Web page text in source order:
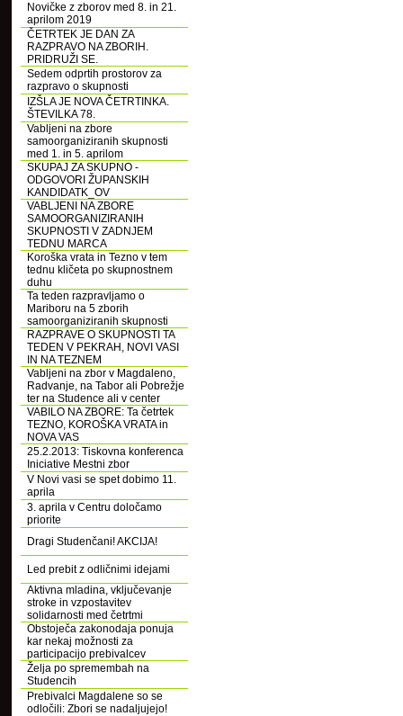
Novičke z zborov med 8. in 21.
aprilom 2019
ČETRTEK JE DAN ZA
RAZPRAVO NA ZBORIH.
PRIDRUŽI SE.
Sedem odprtih prostorov za
razpravo o skupnosti
IZŠLA JE NOVA ČETRTINKA.
ŠTEVILKA 78.
Vabljeni na zbore
samoorganiziranih skupnosti
med 1. in 5. aprilom
SKUPAJ ZA SKUPNO -
ODGOVORI ŽUPANSKIH
KANDIDATK_OV
VABLJENI NA ZBORE
SAMOORGANIZIRANIH
SKUPNOSTI V ZADNJEM
TEDNU MARCA
Koroška vrata in Tezno v tem
tednu kličeta po skupnostnem
duhu
Ta teden razpravljamo o
Mariboru na 5 zborih
samoorganiziranih skupnosti
RAZPRAVE O SKUPNOSTI TA
TEDEN V PEKRAH, NOVI VASI
IN NA TEZNEM
Vabljeni na zbor v Magdaleno,
Radvanje, na Tabor ali Pobrežje
ter na Studence ali v center
VABILO NA ZBORE: Ta četrtek
TEZNO, KOROŠKA VRATA in
NOVA VAS
25.2.2013: Tiskovna konferenca
Iniciative Mestni zbor
V Novi vasi se spet dobimo 11.
aprila
3. aprila v Centru določamo
priorite
Dragi Studenčani! AKCIJA!
Led prebit z odličnimi idejami
Aktivna mladina, vključevanje
stroke in vzpostavitev
solidarnosti med četrtmi
Obstoječa zakonodaja ponuja
kar nekaj možnosti za
participacijo prebivalcev
Želja po spremembah na
Studencih
Prebivalci Magdalene so se
odločili: Zbori se nadaljujejo!